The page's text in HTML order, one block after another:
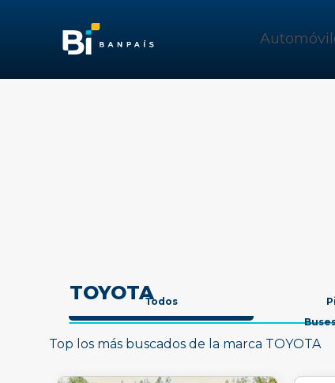
TOYOTATodos
Top los más buscados de la marca TOYOTA